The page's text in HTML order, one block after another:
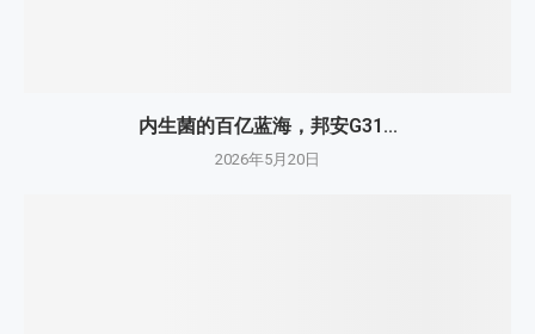
内生菌的百亿蓝海，邦安G31...
2026年5月20日